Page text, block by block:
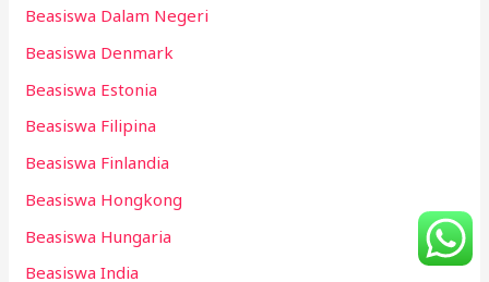
Beasiswa Dalam Negeri
Beasiswa Denmark
Beasiswa Estonia
Beasiswa Filipina
Beasiswa Finlandia
Beasiswa Hongkong
Beasiswa Hungaria
Beasiswa India